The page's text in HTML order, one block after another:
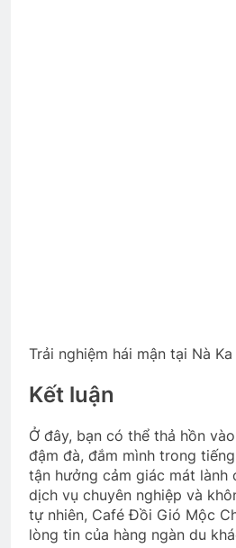
Trải nghiệm hái mận tại Nà Ka
Kết luận
Ở đây, bạn có thể thả hồn
đậm đà, đắm mình trong
tận hưởng cảm giác mát lành
dịch vụ chuyên nghiệp và
tự nhiên, Café Đồi Gió Mộc
lòng tin của hàng ngàn du